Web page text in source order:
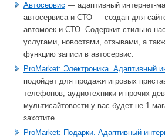
Автосервис — адаптивный интернет-
автосервиса и СТО — создан для
автомоек и СТО. Содержит стильно
услугами, новостями, отзывами, а
функцию записи в автосервис.
ProMarket: Электроника. Адаптивный
подойдет для продажи игровых
телефонов, аудиотехники и прочих
мультисайтовости у вас будет не 1
захотите.
ProMarket: Подарки. Адаптивный